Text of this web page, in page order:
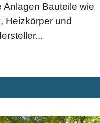
Anlagen Bauteile wie
Heizkörper und